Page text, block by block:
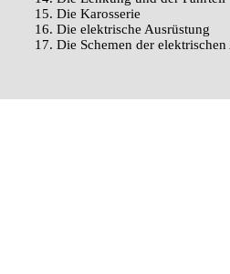
15. Die Karosserie
16. Die elektrische Ausrüstung
17. Die Schemen der elektrischen